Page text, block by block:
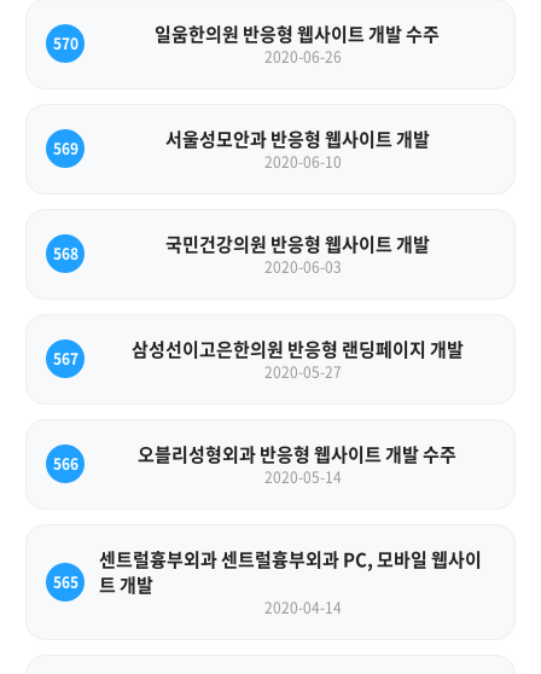
570 일움한의원 반응형 웹사이트 개발 수주
2020-06-26
569 서울성모안과 반응형 웹사이트 개발
2020-06-10
568 국민건강의원 반응형 웹사이트 개발
2020-06-03
567 삼성선이고은한의원 반응형 랜딩페이지 개발
2020-05-27
566 오블리성형외과 반응형 웹사이트 개발 수주
2020-05-14
565
센트럴흉부외과 센트럴흉부외과 PC, 모바일 웹사이
트 개발
2020-04-14